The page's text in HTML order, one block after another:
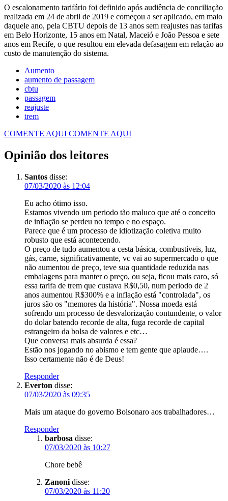
O escalonamento tarifário foi definido após audiência de conciliação
realizada em 24 de abril de 2019 e começou a ser aplicado, em maio
daquele ano, pela CBTU depois de 13 anos sem reajustes nas tarifas
em Belo Horizonte, 15 anos em Natal, Maceió e João Pessoa e sete
anos em Recife, o que resultou em elevada defasagem em relação ao
custo de manutenção do sistema.
Aumento
aumento de passagem
cbtu
passagem
reajuste
trem
COMENTE AQUI COMENTE AQUI
Opinião dos leitores
Santos disse:
07/03/2020 às 12:04
Eu acho ótimo isso.
Estamos vivendo um periodo tão maluco que até o conceito
de inflação se perdeu no tempo e no espaço.
Parece que é um processo de idiotização coletiva muito
robusto que está acontecendo.
O preço de tudo aumentou a cesta básica, combustíveis, luz,
gás, carne, significativamente, vc vai ao supermercado o que
não aumentou de preço, teve sua quantidade reduzida nas
embalagens para manter o preço, ou seja, ficou mais caro, só
essa tarifa de trem que custava R$0,50, num periodo de 2
anos aumentou R$300% e a inflação está "controlada", os
juros são os "memores da história". Nossa moeda está
sofrendo um processo de desvalorização contundente, o valor
do dolar batendo recorde de alta, fuga recorde de capital
estrangeiro da bolsa de valores e etc…
Que conversa mais absurda é essa?
Estão nos jogando no abismo e tem gente que aplaude….
Isso certamente não é de Deus!
Responder
Everton disse:
07/03/2020 às 09:35
Mais um ataque do governo Bolsonaro aos trabalhadores…
Responder
barbosa disse:
07/03/2020 às 10:27
Chore bebê
Zanoni disse:
07/03/2020 às 11:20